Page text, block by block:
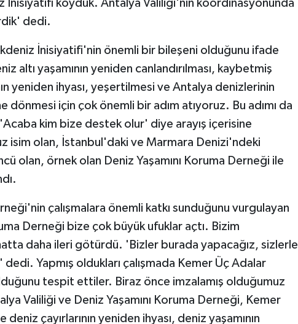
İnisiyatifi koyduk. Antalya Valiliği'nin koordinasyonunda
dedi.
İnisiyatifi'nin önemli bir bileşeni olduğunu ifade
altı yaşamının yeniden canlandırılması, kaybetmiş
yeniden ihyası, yeşertilmesi ve Antalya denizlerinin
dönmesi için çok önemli bir adım atıyoruz. Bu adımı da
kim bize destek olur' diye arayış içerisine
isim olan, İstanbul'daki ve Marmara Denizi'ndeki
olan, örnek olan Deniz Yaşamını Koruma Derneği ile
çalışmalara önemli katkı sunduğunu vurgulayan
Derneği bize çok büyük ufuklar açtı. Bizim
daha ileri götürdü. 'Bizler burada yapacağız, sizlerle
Yapmış oldukları çalışmada Kemer Üç Adalar
tespit ettiler. Biraz önce imzalamış olduğumuz
Valiliği ve Deniz Yaşamını Koruma Derneği, Kemer
çayırlarının yeniden ihyası, deniz yaşamının